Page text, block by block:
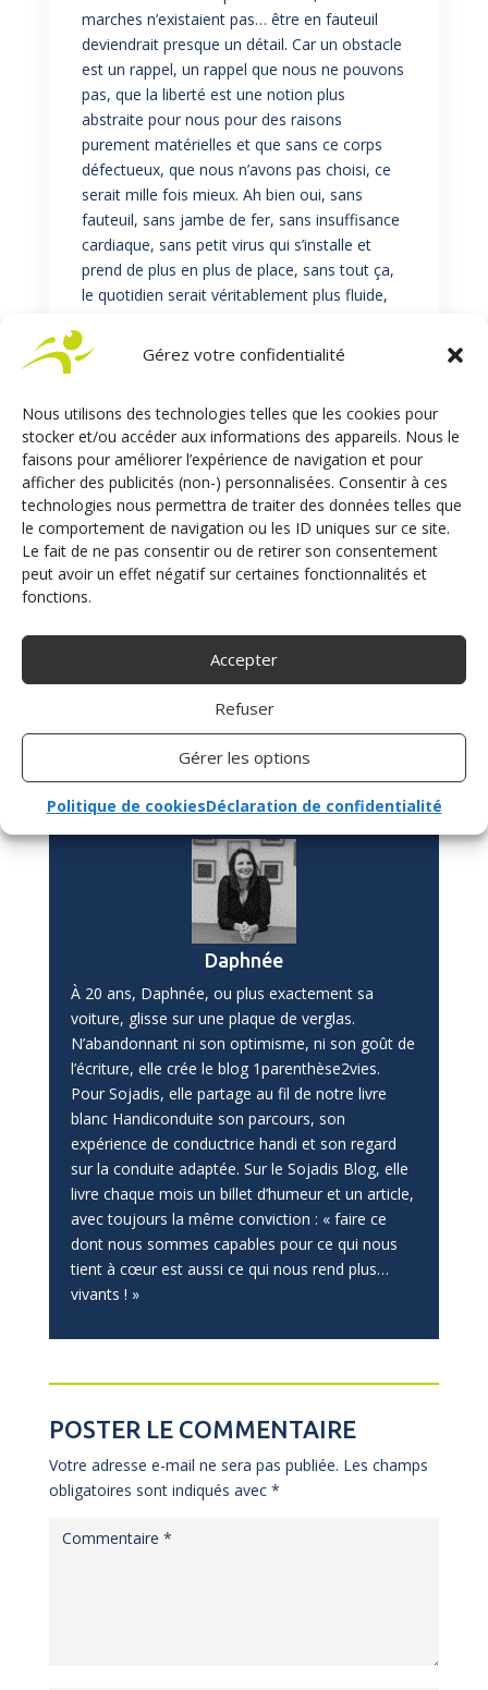
Gérez votre confidentialité
Nous utilisons des technologies telles que les cookies pour
stocker et/ou accéder aux informations des appareils. Nous le
faisons pour améliorer l’expérience de navigation et pour
afficher des publicités (non-) personnalisées. Consentir à ces
technologies nous permettra de traiter des données telles que
le comportement de navigation ou les ID uniques sur ce site.
Le fait de ne pas consentir ou de retirer son consentement
peut avoir un effet négatif sur certaines fonctionnalités et
fonctions.
Accepter
Refuser
Gérer les options
Politique de cookiesDéclaration de confidentialité
marches n’existaient pas… être en fauteuil
deviendrait presque un détail. Car un obstacle
est un rappel, un rappel que nous ne pouvons
pas, que la liberté est une notion plus
abstraite pour nous pour des raisons
purement matérielles et que sans ce corps
défectueux, que nous n’avons pas choisi, ce
serait mille fois mieux. Ah bien oui, sans
fauteuil, sans jambe de fer, sans insuffisance
cardiaque, sans petit virus qui s’installe et
prend de plus en plus de place, sans tout ça,
le quotidien serait véritablement plus fluide,
Finalement le handicap, ce n’est pas quelque
empêche de participer à une course en sac
avec les gamins, parfois nous prive du paquet
de céréales tout en haut du rayon. Non, le
handicap c’est chaque jour, chaque heure,
chaque minute à chaque seconde, par ce qui
vous est imperceptible, par ce qui nous est
insupportable. Et en écrivant cela, pas de
regard de chien battu, aucune demande de
lot de fardeaux, handicap ou non : si j’écris ça,
c’est pour expliquer, éviter les non-dits et
amener à une meilleure compréhension de
nos besoins, de nos demandes, de nos actes
et agissements.Moins de «il exagère»,
ah, c’est pour ça…»
Daphnée
À 20 ans, Daphnée, ou plus exactement sa
voiture, glisse sur une plaque de verglas.
N’abandonnant ni son optimisme, ni son goût de
l’écriture, elle crée le blog 1parenthèse2vies.
Pour Sojadis, elle partage au fil de notre livre
blanc Handiconduite son parcours, son
expérience de conductrice handi et son regard
sur la conduite adaptée. Sur le Sojadis Blog, elle
livre chaque mois un billet d’humeur et un article,
avec toujours la même conviction : « faire ce
dont nous sommes capables pour ce qui nous
tient à cœur est aussi ce qui nous rend plus…
vivants ! »
POSTER LE COMMENTAIRE
Votre adresse e-mail ne sera pas publiée. Les champs
obligatoires sont indiqués avec *